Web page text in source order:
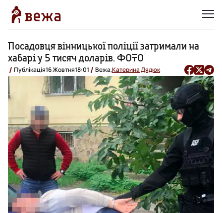
Посадовця вінницької поліції затримали на
хабарі у 5 тисяч доларів. ФОТО
Публікація16 Жовтня18:01 Вежа,Катерина Дядюк